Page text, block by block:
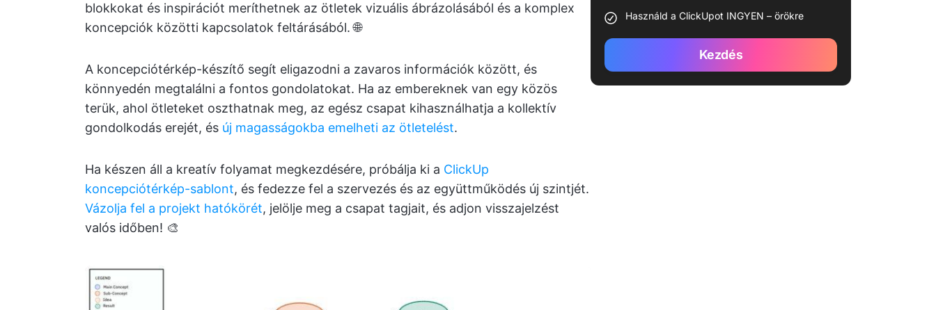
blokkokat és inspirációt meríthetnek az ötletek vizuális ábrázolásából és a komplex
koncepciók közötti kapcsolatok feltárásából. 🌐
A koncepciótérkép-készítő segít eligazodni a zavaros információk között, és
könnyedén megtalálni a fontos gondolatokat. Ha az embereknek van egy közös
terük, ahol ötleteket oszthatnak meg, az egész csapat kihasználhatja a kollektív
gondolkodás erejét, és új magasságokba emelheti az ötletelést.
Ha készen áll a kreatív folyamat megkezdésére, próbálja ki a ClickUp
koncepciótérkép-sablont, és fedezze fel a szervezés és az együttműködés új szintjét.
Vázolja fel a projekt hatókörét, jelölje meg a csapat tagjait, és adjon visszajelzést
valós időben! 🎨
Használd a ClickUpot INGYEN – örökre
Kezdés